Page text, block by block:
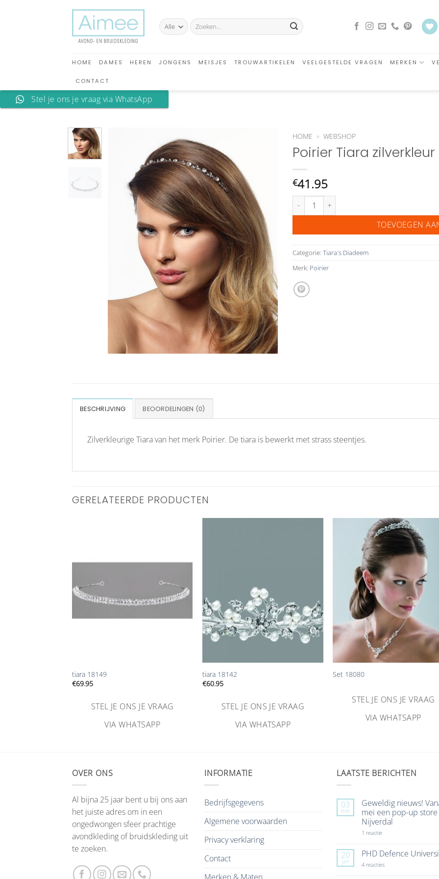
Zoeken
naar:
HOME DAMES HEREN JONGENS MEISJES TROUWARTIKELEN VEELGESTELDE VRAGEN MERKEN
CONTACT
Stel je ons je vraag via WhatsApp
verlanglijst
toevoegen
HOME » WEBSHOP
Poirier Tiara zilverkleur
€41.95
Poirier Tiara zilverkleur strass BB 711 aantal
TOEVOEGEN
Categorie: Tiara's Diadeem
Merk: Poirier
BESCHRIJVING BEOORDELINGEN (0)
Zilverkleurige Tiara van het merk Poirier. De tiara is bewerkt met strass steentjes.
GERELATEERDE PRODUCTEN
tiara 18149
€69.95
STEL JE ONS JE VRAAG
VIA WHATSAPP
tiara 18142
€60.95
STEL JE ONS JE VRAAG
VIA WHATSAPP
Set 18080
STEL JE ONS JE VRAAG
VIA WHATSAPP
OVER ONS
Al bijna 25 jaar bent u bij ons aan
het juiste adres om in een
ongedwongen sfeer prachtige
avondkleding of bruidskleding uit
te zoeken.
INFORMATIE
Bedrijfsgegevens
Algemene voorwaarden
Privacy verklaring
Contact
LAATSTE BERICHTEN
03
mei
Geweldig nieuws!
mei een pop-up store
Nijverdal
1 reactieop
Vanaf
7
mei
20
jan
PHD Defence
4 reactiesop